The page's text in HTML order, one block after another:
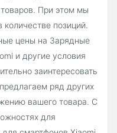
При этом мы
позиций.
цены на Зарядные
и другие условия
заинтересовать
ряд других
вашего товара. С
для